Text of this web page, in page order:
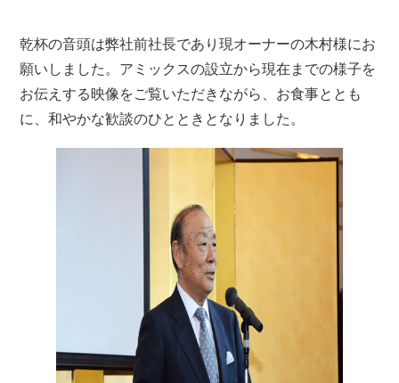
乾杯の音頭は弊社前社長であり現オーナーの木村様にお
願いしました。アミックスの設立から現在までの様子を
お伝えする映像をご覧いただきながら、お食事ととも
に、和やかな歓談のひとときとなりました。